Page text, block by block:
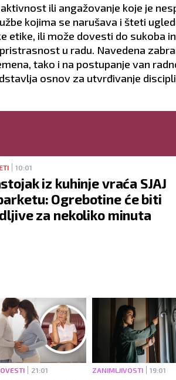
ili angažovanje koje je
kojima se narušava i šteti
etike, ili može dovesti do sukoba
u radu. Navedena
tako i na postupanje van
osnov za utvrđivanje
10:01
iz kuhinje vraća SJAJ
Ogrebotine će biti
za nekoliko minuta
21:01 ZANIMLJIVOSTI 19:01